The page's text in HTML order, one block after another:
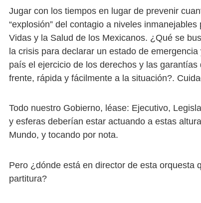
Jugar con los tiempos en lugar de prevenir
“explosión” del contagio a niveles
Vidas y la Salud de los Mexicanos. ¿Qué se
la crisis para declarar un estado de
país el ejercicio de los derechos y las
frente, rápida y fácilmente a la situación?.
Todo nuestro Gobierno, léase: Ejecutivo,
y esferas deberían estar actuando a estas
Mundo, y tocando por nota.
Pero ¿dónde está en director de esta orquesta
partitura?